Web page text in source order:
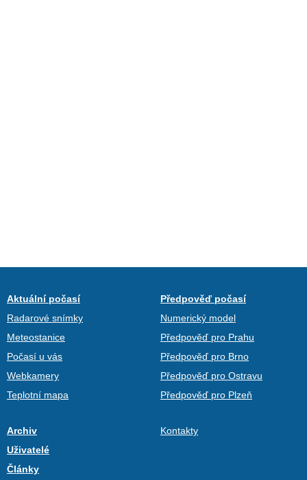
Aktuální počasí
Radarové snímky
Meteostanice
Počasí u vás
Webkamery
Teplotní mapa
Předpověď počasí
Numerický model
Předpověď pro Prahu
Předpověď pro Brno
Předpověď pro Ostravu
Předpověď pro Plzeň
Archiv
Uživatelé
Články
Kontakty